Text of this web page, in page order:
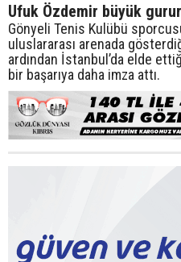
Ufuk Özdemir büyük
Gönyeli Tenis Kulübü
uluslararası arenada
ardından İstanbul’da elde
bir başarıya daha imza attı.